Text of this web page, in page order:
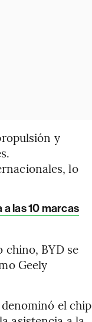
y
lo
las 10 marcas
BYD se
Geely
el chip